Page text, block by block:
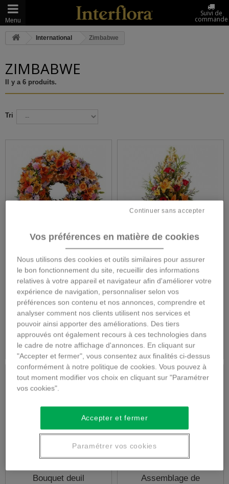
Menu
Suivi de
commande
International Zimbabwe
ZIMBABWE
Il y a 6 produits.
Tri
125,00 €
Détails
62,00 €
Détails
Bouquet deuil
Assemblage de
Vos préférences en matière de cookies
Nous utilisons des cookies et outils similaires pour assurer
le bon fonctionnement du site, recueillir des informations
relatives à votre appareil et navigateur afin d'améliorer votre
expérience de navigation, personnaliser selon vos
préférences son contenu et nos annonces, comprendre et
analyser comment nos clients utilisent nos services et
pouvoir ainsi apporter des améliorations. Des tiers
approuvés ont également recours à ces technologies dans
le cadre de notre affichage d'annonces. En cliquant sur
"Accepter et fermer", vous consentez aux finalités ci-dessus
conformément à notre politique de cookies. Vous pouvez à
tout moment modifier vos choix en cliquant sur "Paramétrer
vos cookies".
Continuer sans accepter
Accepter et fermer
Paramétrer vos cookies